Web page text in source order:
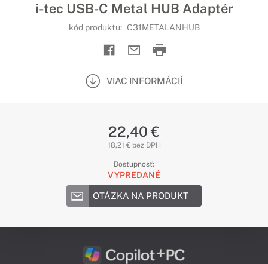
i-tec USB-C Metal HUB Adaptér
kód produktu: C31METALANHUB
VIAC INFORMÁCIÍ
22,40 €
18,21 € bez DPH
Dostupnosť:
VYPREDANÉ
OTÁZKA NA PRODUKT